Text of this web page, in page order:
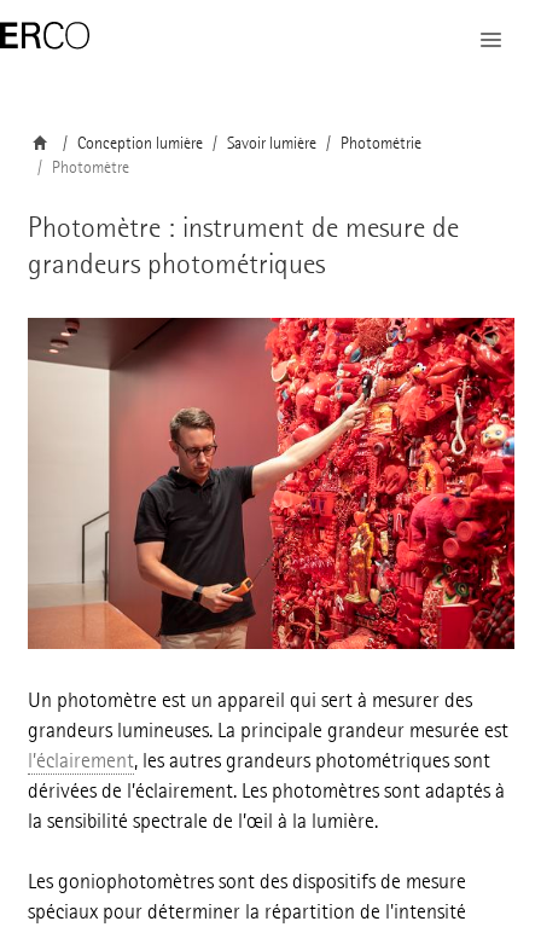
Conception lumière Savoir lumière
Photométrie
Photomètre
Photomètre : instrument de mesure de
grandeurs photométriques
Un photomètre est un appareil qui sert à mesurer des
grandeurs lumineuses. La principale grandeur mesurée est
l’éclairement, les autres grandeurs photométriques sont
dérivées de l’éclairement. Les photomètres sont adaptés à
la sensibilité spectrale de l’œil à la lumière.
Les goniophotomètres sont des dispositifs de mesure
spéciaux pour déterminer la répartition de l'intensité